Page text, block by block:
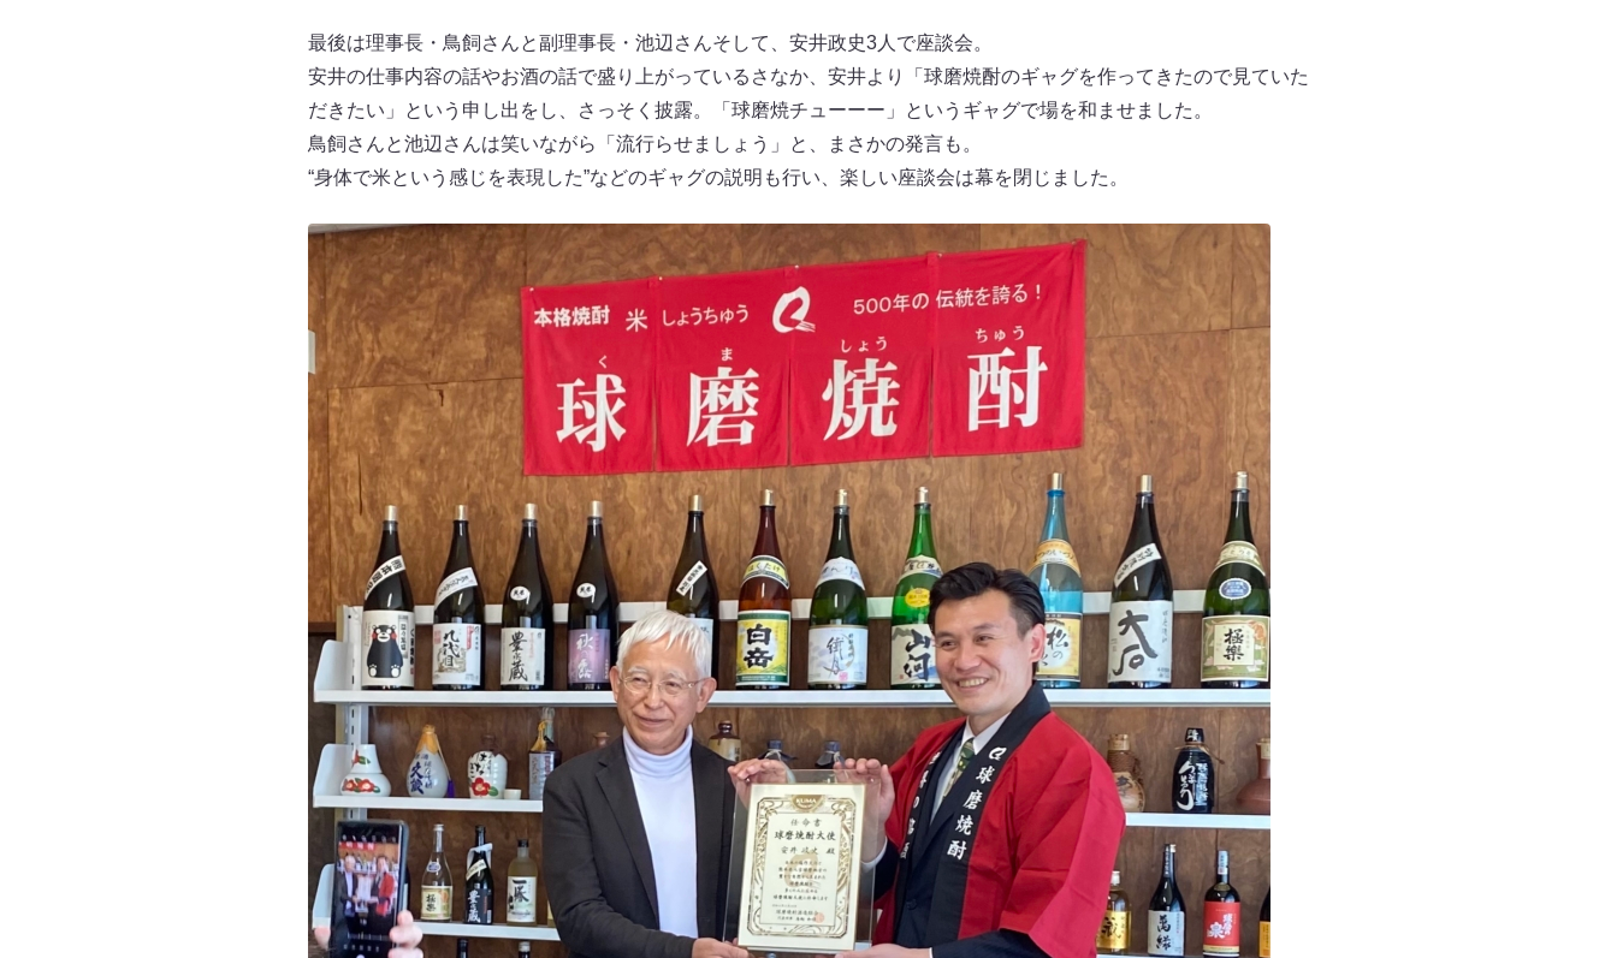
最後は理事長・鳥飼さんと副理事長・池辺さんそして、安井政史3人で座談会。
安井の仕事内容の話やお酒の話で盛り上がっているさなか、安井より「球磨焼酎のギャグを作ってきたので見ていた
だきたい」という申し出をし、さっそく披露。「球磨焼チューーー」というギャグで場を和ませました。
鳥飼さんと池辺さんは笑いながら「流行らせましょう」と、まさかの発言も。
“身体で米という感じを表現した”などのギャグの説明も行い、楽しい座談会は幕を閉じました。